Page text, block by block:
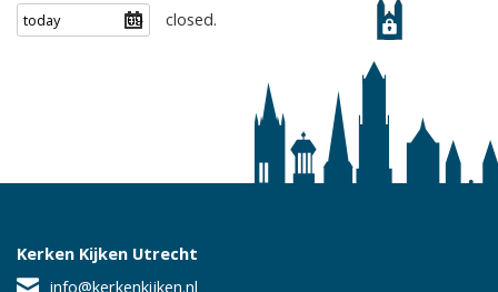
closed.
Kerken Kijken Utrecht
info@kerkenkijken.nl